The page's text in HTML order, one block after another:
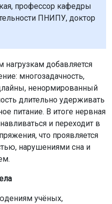
профессор кафедры
ПНИПУ, доктор
добавляется
многозадачность,
ненормированный
длительно удерживать
питание. В итоге нервная
и переходит в
что проявляется
нарушениями сна и
учёных,